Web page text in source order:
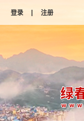
登录 | 注册